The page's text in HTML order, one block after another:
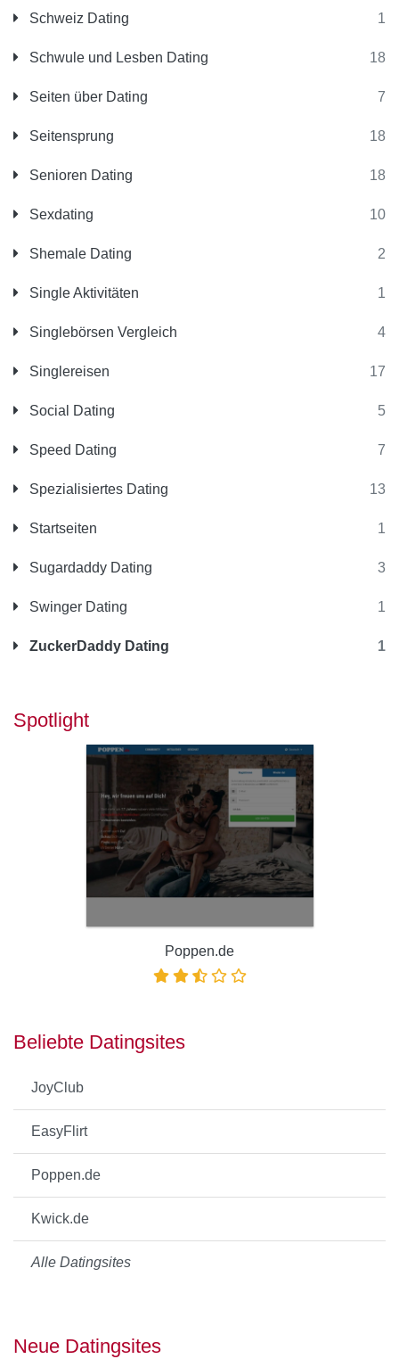
Schweiz Dating 1
Schwule und Lesben Dating 18
Seiten über Dating 7
Seitensprung 18
Senioren Dating 18
Sexdating 10
Shemale Dating 2
Single Aktivitäten 1
Singlebörsen Vergleich 4
Singlereisen 17
Social Dating 5
Speed Dating 7
Spezialisiertes Dating 13
Startseiten 1
Sugardaddy Dating 3
Swinger Dating 1
ZuckerDaddy Dating 1
Spotlight
Poppen.de
Beliebte Datingsites
JoyClub
EasyFlirt
Poppen.de
Kwick.de
Alle Datingsites
Neue Datingsites